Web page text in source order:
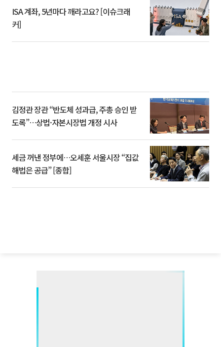
ISA 계좌, 5년마다 깨라고요? [이슈크래
커]
김정관 장관 “반도체 성과급, 주총 승인 받
도록”…상법·자본시장법 개정 시사
세금 꺼낸 정부에…오세훈 서울시장 “집값
해법은 공급” [종합]